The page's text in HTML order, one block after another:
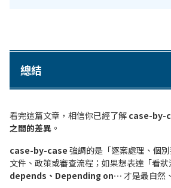
總結
看完這篇文章，相信你已經了解 case-by-
之間的差異 。
case-by-case 強調的是「逐案處理、個
文件、政策或審查流程；如果想表達「看
depends、Depending on… 才是最自然